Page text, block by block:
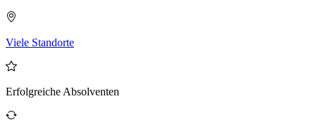
Viele Standorte
Erfolgreiche Absolventen